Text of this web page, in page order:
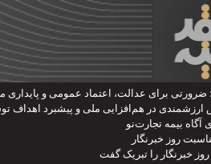
برای عدالت، اعتماد عمومی و پایداری
در هم‌افزایی ملی و پیشبرد اهداف
آگاه بیمه تجارت‌نو
روز خبرنگار
خبرنگار را تبریک گفت